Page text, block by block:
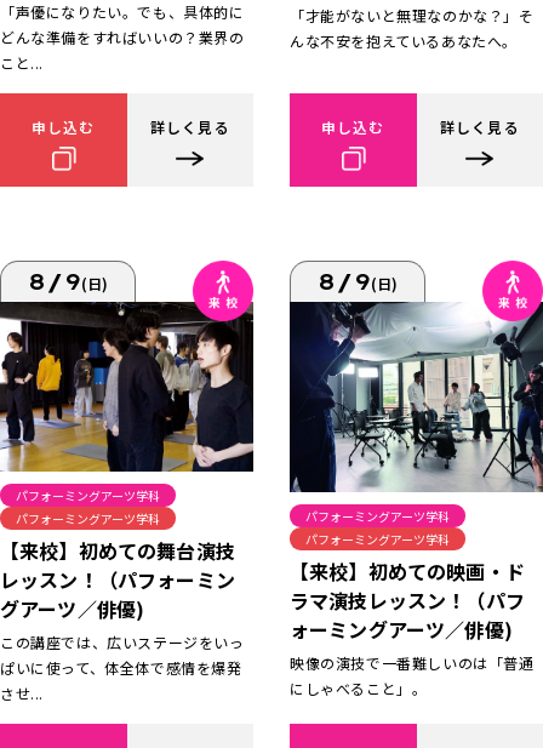
「声優になりたい。でも、具体的に
どんな準備をすればいいの？業界の
こと...
申し込む 詳しく見る
「才能がないと無理なのかな？」そ
んな不安を抱えているあなたへ。
申し込む 詳しく見る
8/9(日)
パフォーミングアーツ学科
パフォーミングアーツ学科
【来校】初めての舞台演技
レッスン！（パフォーミン
グアーツ／俳優)
この講座では、広いステージをいっ
ぱいに使って、体全体で感情を爆発
させ...
8/9(日)
パフォーミングアーツ学科
パフォーミングアーツ学科
【来校】初めての映画・ド
ラマ演技レッスン！（パフ
ォーミングアーツ／俳優)
映像の演技で一番難しいのは「普通
にしゃべること」。